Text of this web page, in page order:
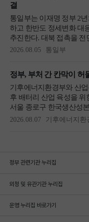
정부 관련기관 누리집
외청 및 유관기관 누리집
운영 누리집 바로가기